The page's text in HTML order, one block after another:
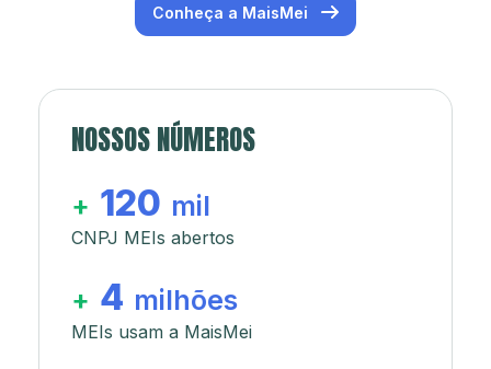
Conheça a MaisMei
NOSSOS NÚMEROS
+ 120 mil
CNPJ MEIs abertos
+ 4 milhões
MEIs usam a MaisMei